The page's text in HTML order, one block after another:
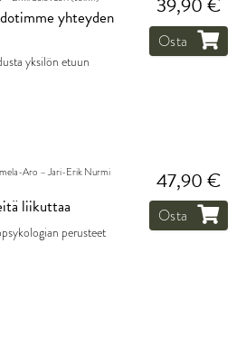
yhteyden
yksilön etuun
Osta
Aro – Jari-Erik Nurmi
liikuttaa
perusteet
47,90 €
Osta